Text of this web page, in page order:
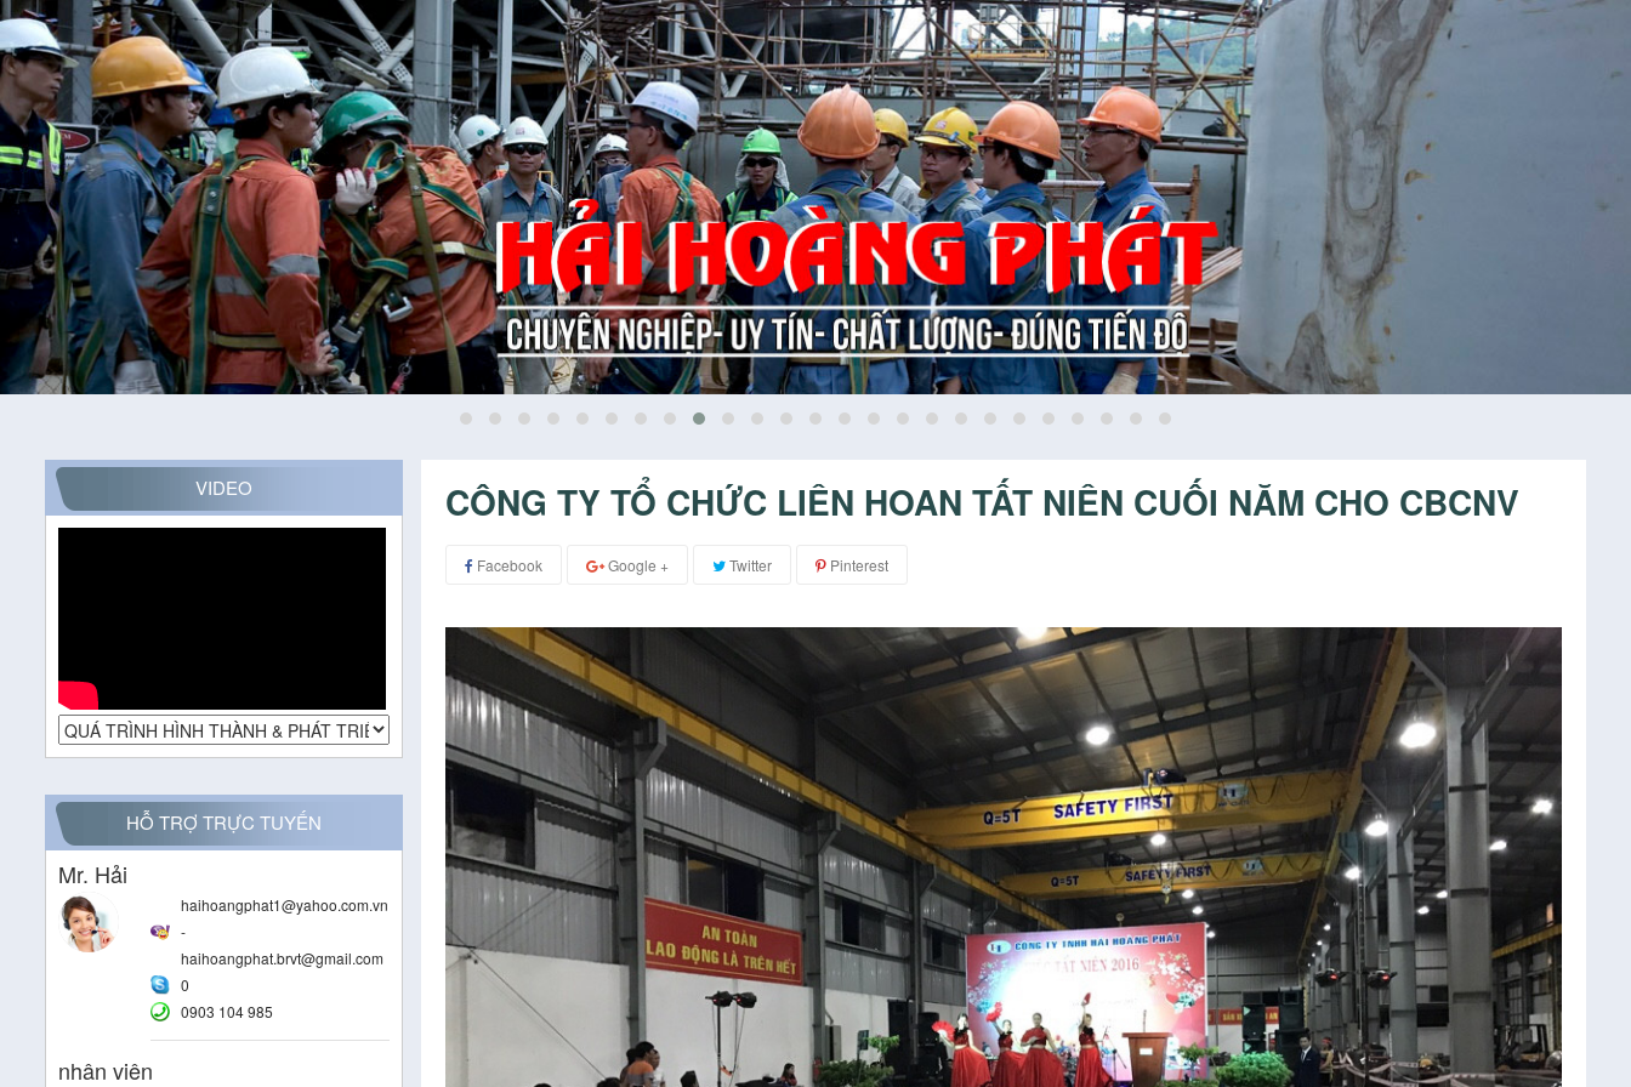
VIDEO
HỖ TRỢ TRỰC TUYẾN
Mr. Hải
haihoangphat1@yahoo.com.vn
-
haihoangphat.brvt@gmail.com
0
0903 104 985
nhân viên
CÔNG TY TỔ CHỨC LIÊN HOAN TẤT NIÊN CUỐI NĂM CHO CBCNV
Facebook Google + Twitter Pinterest